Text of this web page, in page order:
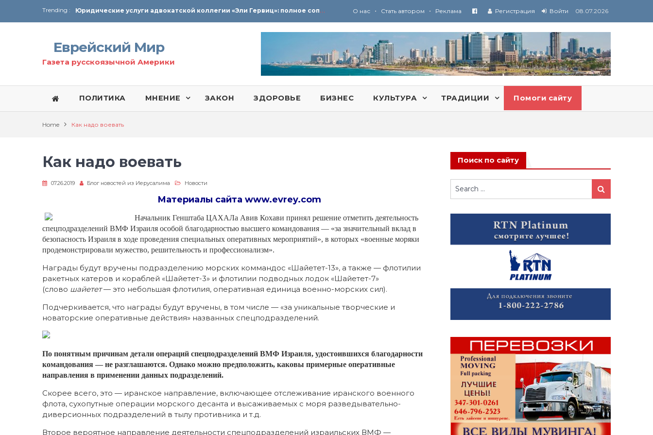
Trending : Ю
ридические услуги адвокатской коллегии «Эли Гервиц»: полное сопровождение на всех этапах
От Ирана до Ливана и Газы
О нас • Стать автором • Реклама Регистрация Войти 08.07.2026
Еврейский Мир
Газета русскоязычной Америки
ПОЛИТИКА МНЕНИЕ ЗАКОН ЗДОРОВЬЕ БИЗНЕС КУЛЬТУРА ТРАДИЦИИ Помоги сайту
Home Как надо воевать
Как надо воевать
07.26.2019 Блог новостей из Иерусалима Новости
Материалы сайта www.evrey.com
Начальник Генштаба ЦАХАЛа Авив Кохави принял решение отметить деятельность
спецподразделений ВМФ Израиля особой благодарностью высшего командования — «за значительный вклад в
безопасность Израиля в ходе проведения специальных оперативных мероприятий», в которых «военные моряки
продемонстрировали мужество, решительность и профессионализм».
Награды будут вручены подразделению морских коммандос «Шайетет-13», а также — флотилии
ракетных катеров и кораблей «Шайетет-3» и флотилии подводных лодок «Шайетет-7»
(слово шайетет— это небольшая флотилия, оперативная единица военно-морских сил).
Подчеркивается, что награды будут вручены, в том числе — «за уникальные творческие и
новаторские оперативные действия» названных спецподразделений.
По понятным причинам детали операций спецподразделений ВМФ Израиля, удостоившихся благодарности
командования — не разглашаются. Однако можно предположить, каковы примерные оперативные
направления в применении данных подразделений.
Скорее всего, это — иранское направление, включающее отслеживание иранского военного
флота, сухопутные операции морского десанта и высаживаемых с моря разведывательно-
диверсионных подразделений в тылу противника и т.д.
Второе вероятное направление деятельности спецподразделений израильских ВМФ —
Поиск по сайту
Search
for:
Search